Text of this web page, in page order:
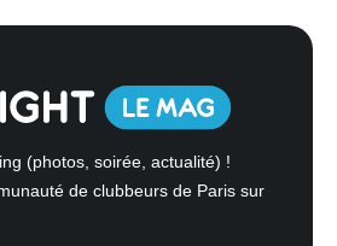
(photos, soirée, actualité) !
de clubbeurs de Paris sur